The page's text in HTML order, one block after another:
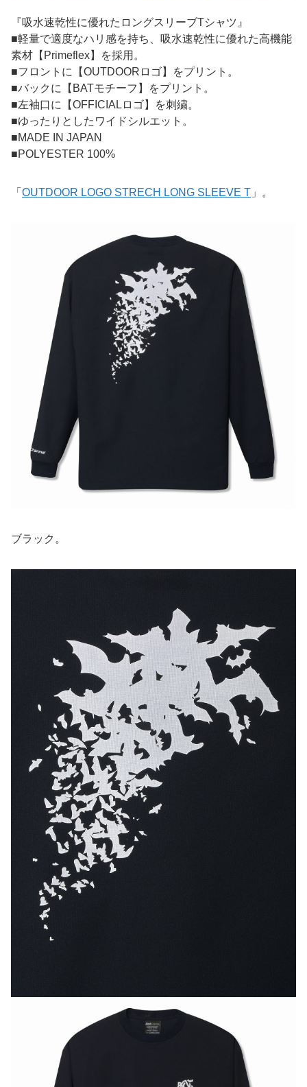
『吸水速乾性に優れたロングスリーブTシャツ』
■軽量で適度なハリ感を持ち、吸水速乾性に優れた高機能
素材【Primeflex】を採用。
■フロントに【OUTDOORロゴ】をプリント。
■バックに【BATモチーフ】をプリント。
■左袖口に【OFFICIALロゴ】を刺繍。
■ゆったりとしたワイドシルエット。
■MADE IN JAPAN
■POLYESTER 100%
「 OUTDOOR LOGO STRECH LONG SLEEVE T 」。
ブラック。